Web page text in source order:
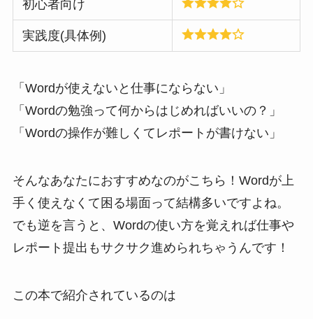
初心者向け
実践度(具体例)
「Wordが使えないと仕事にならない」
「Wordの勉強って何からはじめればいいの？」
「Wordの操作が難しくてレポートが書けない」
そんなあなたにおすすめなのがこちら！Wordが上
手く使えなくて困る場面って結構多いですよね。
でも逆を言うと、Wordの使い方を覚えれば仕事や
レポート提出もサクサク進められちゃうんです！
この本で紹介されているのは